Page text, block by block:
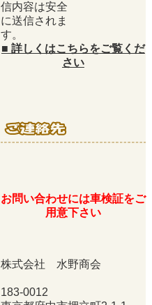
信内容は安全
に送信されま
す。
■ 詳しくはこちらをご覧くだ
さい
お問い合わせには車検証をご
用意下さい
株式会社 水野商会
183-0012